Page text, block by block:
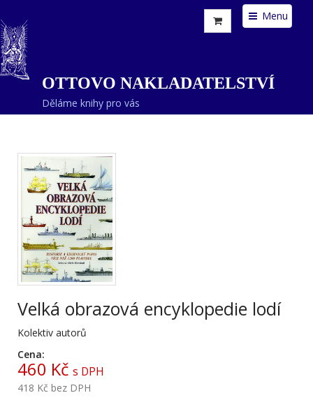
Menu
OTTOVO NAKLADATELSTVÍ
Děláme knihy pro vás
Velká obrazová encyklopedie lodí
Kolektiv autorů
Cena:
460 Kč s DPH
418 Kč bez DPH